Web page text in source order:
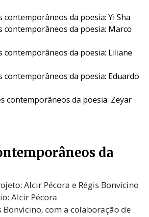
contemporâneos da poesia: Yi Sha
contemporâneos da poesia: Marco
contemporâneos da poesia: Liliane
contemporâneos da poesia: Eduardo
contemporâneos da poesia: Zeyar
da
Alcir Pécora e Régis Bonvicino
Alcir Pécora
Bonvicino, com a colaboração de